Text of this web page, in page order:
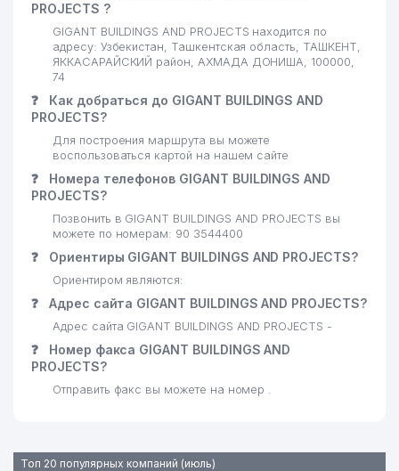
PROJECTS ?
GIGANT BUILDINGS AND PROJECTS находится по
адресу: Узбекистан, Ташкентская область, ТАШКЕНТ,
ЯККАСАРАЙСКИЙ район, АХМАДА ДОНИША, 100000,
74
❓
Как добраться до GIGANT BUILDINGS AND
PROJECTS?
Для построения маршрута вы можете
воспользоваться картой на нашем сайте
❓
Номера телефонов GIGANT BUILDINGS AND
PROJECTS?
Позвонить в GIGANT BUILDINGS AND PROJECTS вы
можете по номерам: 90 3544400
❓ Ориентиры GIGANT BUILDINGS AND PROJECTS?
Ориентиром являются:
❓ Адрес сайта GIGANT BUILDINGS AND PROJECTS?
Адрес сайта GIGANT BUILDINGS AND PROJECTS -
❓
Номер факса GIGANT BUILDINGS AND
PROJECTS?
Отправить факс вы можете на номер .
Топ 20 популярных компаний (июль)